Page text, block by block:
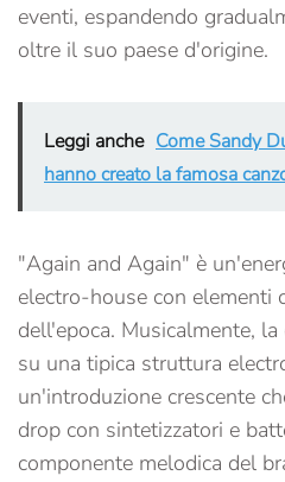
eventi, espandendo
oltre il suo paese d'origine.
Leggi anche Come Sandy
hanno creato la famosa
"Again and Again" è
electro-house con elementi
dell'epoca. Musicalmente,
su una tipica struttura
un'introduzione crescente
drop con sintetizzatori e
componente melodica del